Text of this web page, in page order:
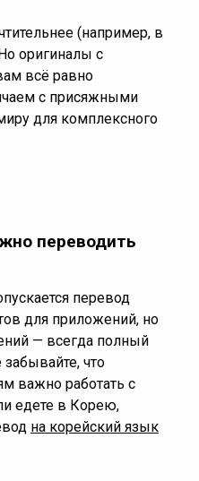
(например, в
оригиналы с
всё равно
с присяжными
для комплексного
переводить
перевод
для приложений, но
— всегда полный
что
важно работать с
едете в Корею,
на корейский язык